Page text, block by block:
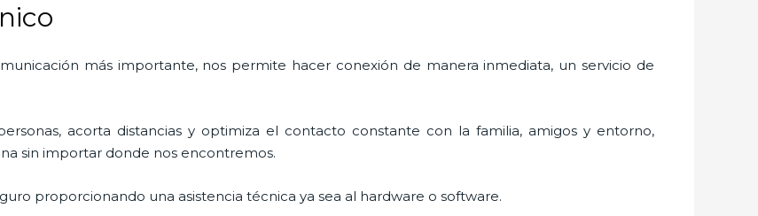
más importante, nos permite hacer conexión de manera inmediata, un servicio de
acorta distancias y optimiza el contacto constante con la familia, amigos y entorno,
sin importar donde nos encontremos.
proporcionando una asistencia técnica ya sea al hardware o software.